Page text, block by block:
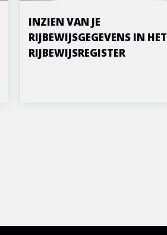
INZIEN VAN JE
RIJBEWIJSGEGEVENS IN HET
RIJBEWIJSREGISTER